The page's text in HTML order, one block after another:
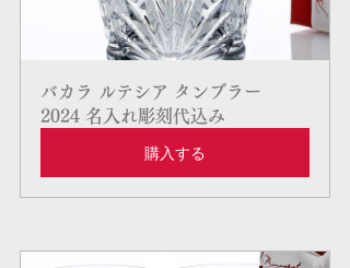
バカラ ルテシア タンブラー
2024 名入れ彫刻代込み
購入する